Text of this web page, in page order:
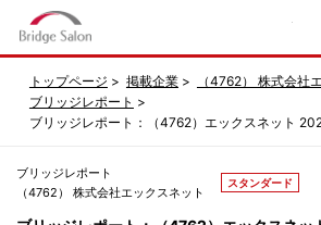
トップページ 掲載企業
（4762） 株式会社
ブリッジレポート
ブリッジレポート：（4762）エックスネット
ブリッジレポート
（4762） 株式会社エックスネット
スタンダード